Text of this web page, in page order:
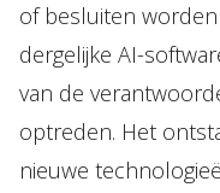
of besluiten
dergelijke AI-
van de
optreden. Het
nieuwe